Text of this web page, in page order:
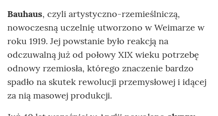
Bauhaus, czyli artystyczno-rzemieślniczą,
nowoczesną uczelnię utworzono w Weimarze w
roku 1919. Jej powstanie było reakcją na
odczuwalną już od połowy XIX wieku potrzebę
odnowy rzemiosła, którego znaczenie bardzo
spadło na skutek rewolucji przemysłowej i idącej
za nią masowej produkcji.